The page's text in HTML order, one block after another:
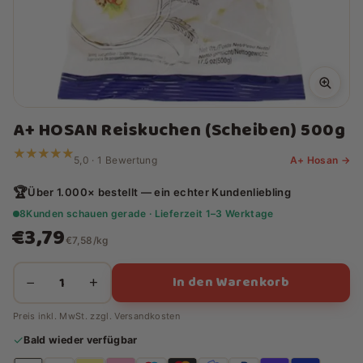
A+ HOSAN Reiskuchen (Scheiben) 500g
★★★★★
★★★★★5,0 · 1 Bewertung A+ Hosan →
🏆Über 1.000× bestellt — ein echter Kundenliebling
8Kunden schauen gerade · Lieferzeit 1–3 Werktage
€3,79€7,58/kg
− + In den Warenkorb
Preis inkl. MwSt. zzgl.Versandkosten
✓Bald wieder verfügbar